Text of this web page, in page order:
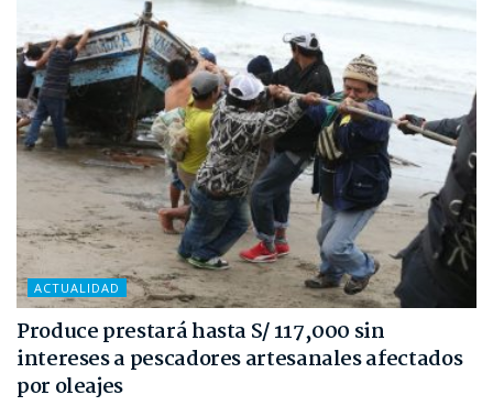
ACTUALIDAD
Produce prestará hasta S/ 117,000 sin
intereses a pescadores artesanales afectados
por oleajes